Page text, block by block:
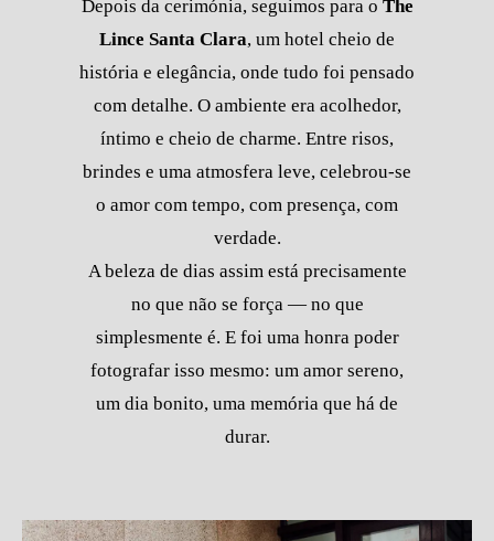
Depois da cerimónia, seguimos para o The
Lince Santa Clara, um hotel cheio de
história e elegância, onde tudo foi pensado
com detalhe. O ambiente era acolhedor,
íntimo e cheio de charme. Entre risos,
brindes e uma atmosfera leve, celebrou-se
o amor com tempo, com presença, com
verdade.
A beleza de dias assim está precisamente
no que não se força — no que
simplesmente é. E foi uma honra poder
fotografar isso mesmo: um amor sereno,
um dia bonito, uma memória que há de
durar.